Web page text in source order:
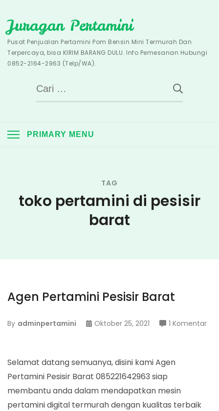
to
content
Juragan Pertamini
Pusat Penjualan Pertamini Pom Bensin Mini Termurah Dan
Terpercaya, bisa KIRIM BARANG DULU. Info Pemesanan Hubungi
0852-2164-2963 (Telp/WA).
Cari
untuk:
PRIMARY MENU
TAG
toko pertamini di pesisir
barat
Agen Pertamini Pesisir Barat
By adminpertamini Oktober 25, 2021 1 Komentar
Selamat datang semuanya, disini kami Agen
Pertamini Pesisir Barat 085221642963 siap
membantu anda dalam mendapatkan mesin
pertamini digital termurah dengan kualitas terbaik